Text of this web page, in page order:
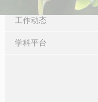
工作动态
学科平台